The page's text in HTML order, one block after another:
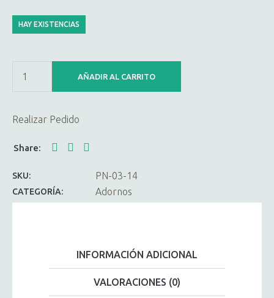
HAY EXISTENCIAS
AÑADIR AL CARRITO
Realizar Pedido
SKU: PN-03-14
CATEGORÍA: Adornos
INFORMACIÓN ADICIONAL
VALORACIONES (0)